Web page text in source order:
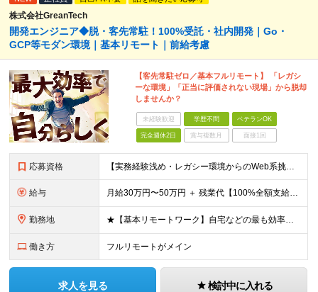
株式会社GreanTech
開発エンジニア◆脱・客先常駐！100%受託・社内開発｜Go・
GCP等モダン環境｜基本リモート｜前給考慮
【客先常駐ゼロ／基本フルリモート】 「レガシ
ーな環境」「正当に評価されない現場」から脱却
しませんか？
未経験歓迎 学歴不問 ベテランOK
完全週休2日 賞与複数月 面接1回
応募資格 【実務経験浅め・レガシー環境からのWeb系挑戦も大歓迎！】 ・何かしらのシステム開発実務経験がある方（言語・ジャンル・年数不問） ・月1回程度、秋葉原オフィスへの出社が可能な方 ※GoやGCP、Rea
給与 月給30万円〜50万円 ＋ 残業代【100%全額支給】＋ 決算賞与 ※上記は固定残業代（みなし残業）を含まない【基本給】の金額です！ ※試用期間なし（入社初月から満額支給） ※あなたの前職給与や経験
勤務地 ★【基本リモートワーク】自宅などの最も効率よく働ける場所で開発に集中OK！ ・エンジニアの「働きやすさ」を最優先しており、基本リモートで働ける案件を厳選して獲得しています。 ・通勤ラッシュなどのストレ
働き方 フルリモートがメイン
求人を見る 検討中に入れる